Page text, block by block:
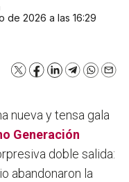
de 2026 a las 16:29
X Facebook
LinkedInTelegram
nueva y tensa gala
Generación
doble salida:
abandonaron la